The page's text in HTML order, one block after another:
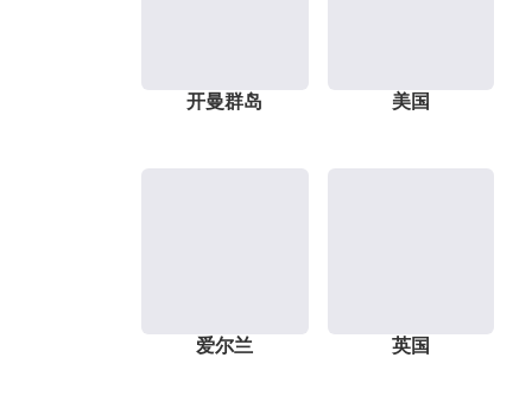
开曼群岛 美国
爱尔兰 英国